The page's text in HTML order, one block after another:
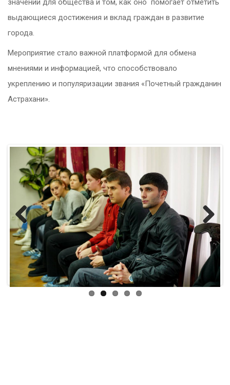
значении для общества и том, как оно помогает отметить
выдающиеся достижения и вклад граждан в развитие
города.
Мероприятие стало важной платформой для обмена
мнениями и информацией, что способствовало
укреплению и популяризации звания «Почетный гражданин
Астрахани».
Previous Next